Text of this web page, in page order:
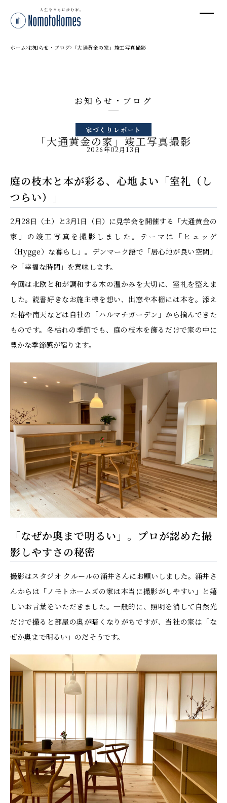
ホーム お知らせ・ブログ 「大通黄金の家」竣工写真撮影
お知らせ・ブログ
家づくりレポート
「大通黄金の家」竣工写真撮影
2026年02月13日
庭の枝木と本が彩る、心地よい「室礼（し
つらい）」
2月28日（土）と3月1日（日）に見学会を開催する「大通黄金の
家」の竣工写真を撮影しました。テーマは「ヒュッゲ
（Hygge）な暮らし」。デンマーク語で「居心地が良い空間」
や「幸福な時間」を意味します。
今回は北欧と和が調和する木の温かみを大切に、室礼を整えま
した。読書好きなお施主様を想い、出窓や本棚には本を。添え
た椿や南天などは自社の「ハルマチガーデン」から摘んできた
ものです。冬枯れの季節でも、庭の枝木を飾るだけで家の中に
豊かな季節感が宿ります。
「なぜか奥まで明るい」。プロが認めた撮
影しやすさの秘密
撮影はスタジオ クルールの涌井さんにお願いしました。涌井さ
んからは「ノモトホームズの家は本当に撮影がしやすい」と嬉
しいお言葉をいただきました。一般的に、照明を消して自然光
だけで撮ると部屋の奥が暗くなりがちですが、当社の家は「な
ぜか奥まで明るい」のだそうです。